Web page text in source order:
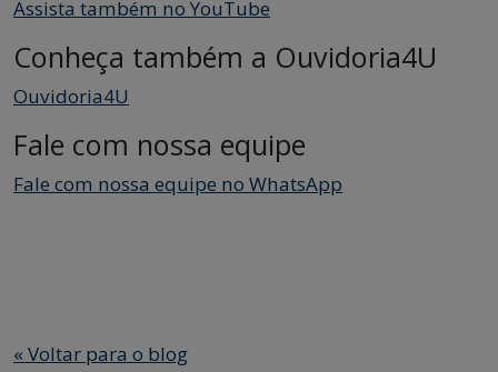
Assista também no YouTube
Conheça também a Ouvidoria4U
Ouvidoria4U
Fale com nossa equipe
Fale com nossa equipe no WhatsApp
« Voltar para o blog